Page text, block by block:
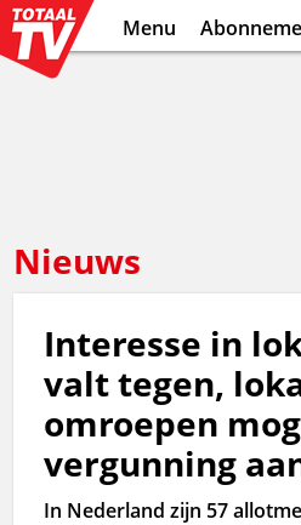
Menu
Nieuws
Interesse in
valt tegen,
omroepen
vergunning
In Nederland zijn 57